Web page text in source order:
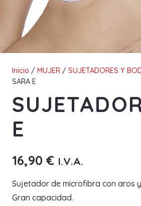
Inicio / MUJER / SUJETADORES Y
SARA E
E
16,90 € I.V.A.
Sujetador de microfibra con aros
Gran capacidad.